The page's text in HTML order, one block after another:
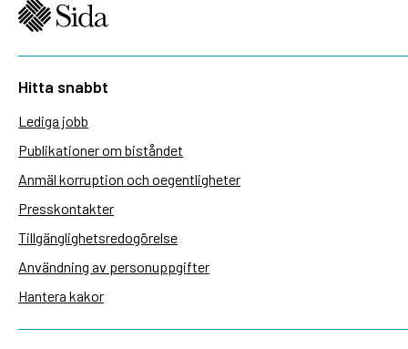
Hitta snabbt
Lediga jobb
Publikationer om biståndet
Anmäl korruption och oegentligheter
Presskontakter
Tillgänglighetsredogörelse
Användning av personuppgifter
Hantera kakor